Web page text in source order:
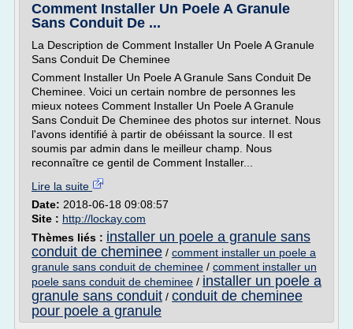
Comment Installer Un Poele A Granule
Sans Conduit De ...
La Description de Comment Installer Un Poele A Granule
Sans Conduit De Cheminee
Comment Installer Un Poele A Granule Sans Conduit De
Cheminee. Voici un certain nombre de personnes les
mieux notees Comment Installer Un Poele A Granule
Sans Conduit De Cheminee des photos sur internet. Nous
l'avons identifié à partir de obéissant la source. Il est
soumis par admin dans le meilleur champ. Nous
reconnaître ce gentil de Comment Installer...
Lire la suite
Date: 2018-06-18 09:08:57
Site : http://lockay.com
Thèmes liés : installer un poele a granule sans
conduit de cheminee / comment installer un poele a
granule sans conduit de cheminee / comment installer un
poele sans conduit de cheminee / installer un poele a
granule sans conduit / conduit de cheminee
pour poele a granule